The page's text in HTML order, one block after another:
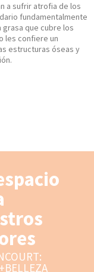
a sufrir atrofia de los
fundamentalmente
grasa que cubre los
les confiere un
estructuras óseas y